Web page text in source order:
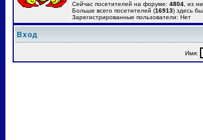
Сейчас посетителей на форуме: 4804 , из
Больше всего посетителей (16913) здесь
Зарегистрированные пользователи: Нет
Вход
Имя: